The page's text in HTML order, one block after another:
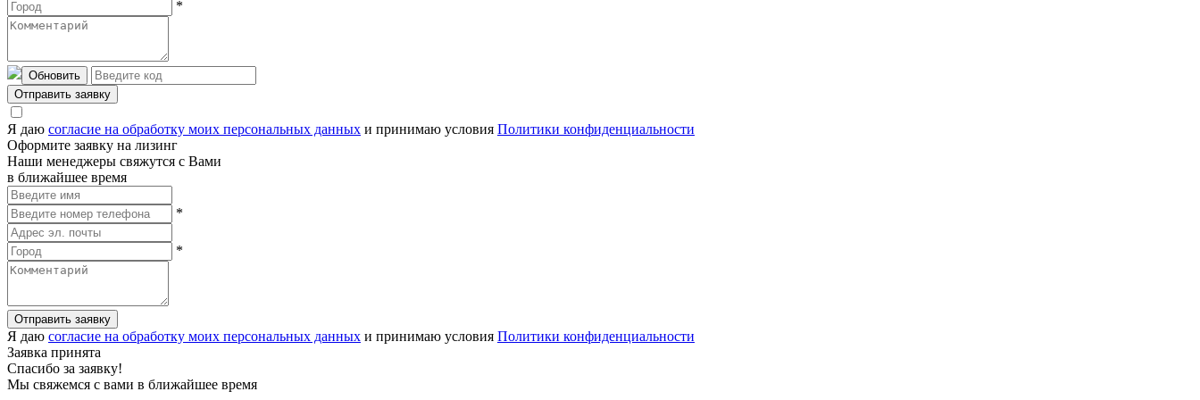
*
Обновить
Отправить заявку
Я даю согласие на обработку моих персональных данных и принимаю условия Политики конфиденциальности
Оформите заявку на лизинг
Наши менеджеры свяжутся с Вами
в ближайшее время
*
*
Отправить заявку
Я даю согласие на обработку моих персональных данных и принимаю условия Политики конфиденциальности
Заявка принята
Спасибо за заявку!
Мы свяжемся с вами в ближайшее время